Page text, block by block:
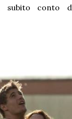
subito conto